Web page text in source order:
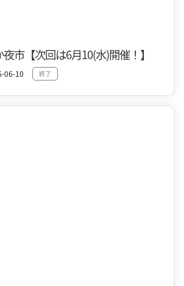
市【次回は6月10(水)開催！】
06-10 終了